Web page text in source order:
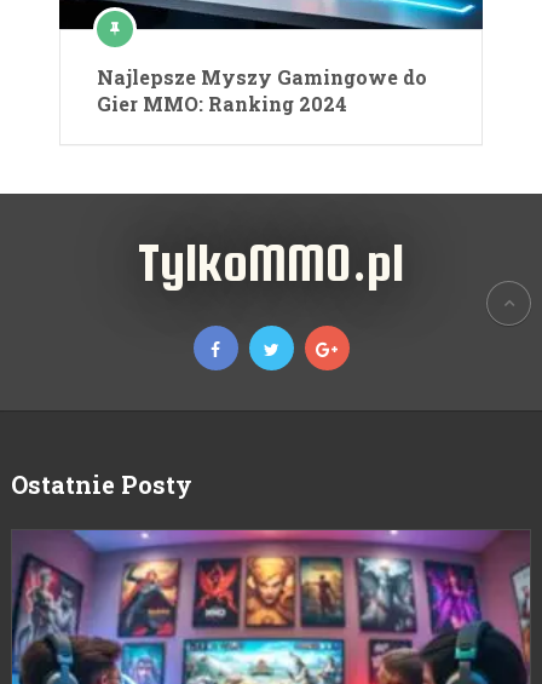
Najlepsze Myszy Gamingowe do
Gier MMO: Ranking 2024
TylkoMMO.pl
Ostatnie Posty